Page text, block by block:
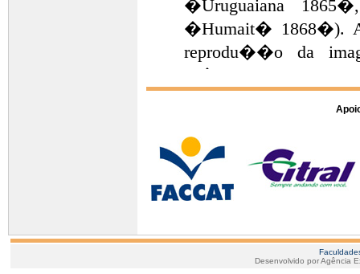
Desenvolvido por Agência